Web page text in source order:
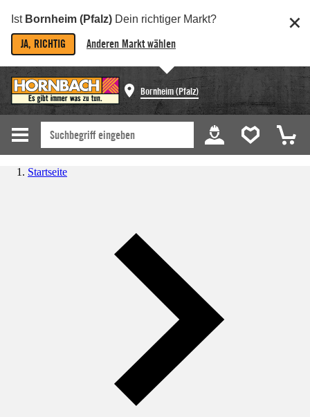
Ist Bornheim (Pfalz) Dein richtiger Markt?
JA, RICHTIG Anderen Markt wählen
Bornheim (Pfalz)
Startseite